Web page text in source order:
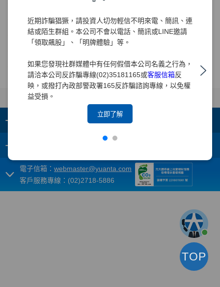
近期詐騙猖獗，請投資人切勿輕信不明來電、簡訊、連
結或陌生群組。本公司不會以電話、簡訊或LINE邀請
「領取飆股」、「明牌體驗」等。
如果您發現社群媒體中有任何假借本公司名義之行為，
請洽本公司反詐騙專線(02)35181165或客服信箱反
映，或撥打內政部警政署165反詐騙諮詢專線，以免權
益受損。
立即了解
匯率風險
違約風險
債券非存款不受中央存款保限公司存款保險之保障
+
+
電子信箱： webmaster@yuanta.com
客戶服務專線：(02)2718-5886
TOP